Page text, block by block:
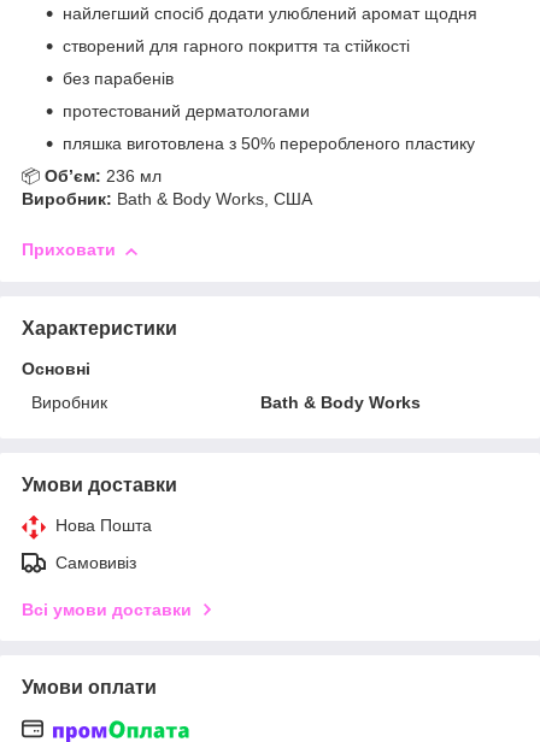
найлегший спосіб додати улюблений аромат щодня
створений для гарного покриття та стійкості
без парабенів
протестований дерматологами
пляшка виготовлена з 50% переробленого пластику
📦 Об’єм: 236 мл
Виробник: Bath & Body Works, США
Приховати
Характеристики
Основні
Виробник
Bath & Body Works
Умови доставки
Нова Пошта
Самовивіз
Всі умови доставки
Умови оплати